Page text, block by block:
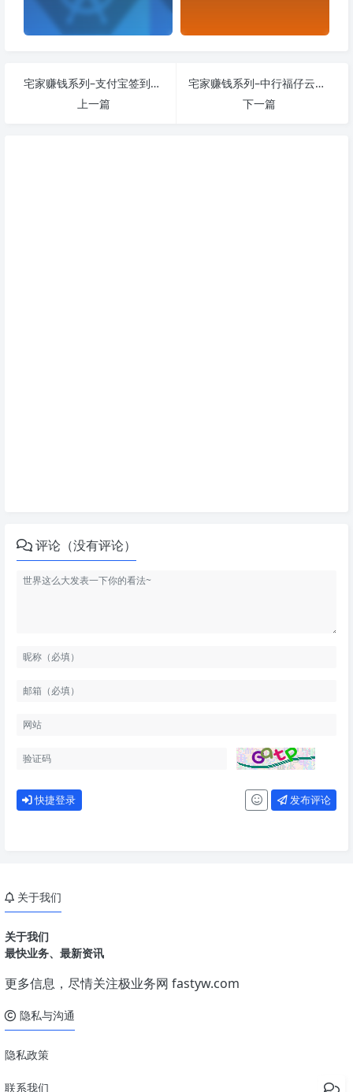
宅家赚钱系列–支付宝签到领现金
上一篇
宅家赚钱系列–中行福仔云游记大水
下一篇
评论（没有评论）
快捷登录 发布评论
关于我们
关于我们
最快业务、最新资讯
更多信息，尽情关注极业务网 fastyw.com
隐私与沟通
隐私政策
联系我们